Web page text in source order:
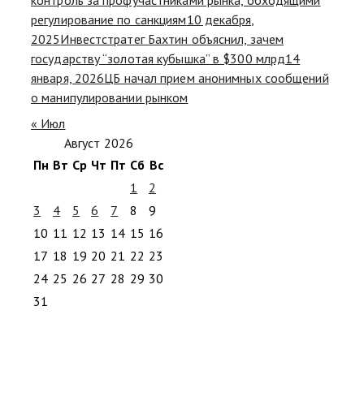
регулирование по санкциям10 декабря,
2025Инвестстратег Бахтин объяснил, зачем
государству “золотая кубышка” в $300 млрд14
января, 2026ЦБ начал прием анонимных сообщений
о манипулировании рынком
« Июл
Август 2026
Пн Вт Ср Чт Пт Сб Вс
1
2
3
4 5 6 7 8
9
10 11 12 13 14 15 16
17 18 19 20 21 22 23
24 25 26 27 28 29 30
31